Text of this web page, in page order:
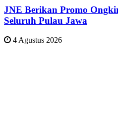
JNE Berikan Promo
Seluruh Pulau Jawa
4 Agustus 2026